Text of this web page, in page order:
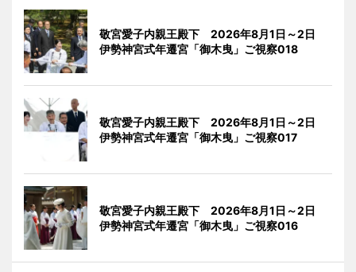
敬宮愛子内親王殿下 2026年8月1日～2日
伊勢神宮式年遷宮「御木曳」ご視察018
敬宮愛子内親王殿下 2026年8月1日～2日
伊勢神宮式年遷宮「御木曳」ご視察017
敬宮愛子内親王殿下 2026年8月1日～2日
伊勢神宮式年遷宮「御木曳」ご視察016